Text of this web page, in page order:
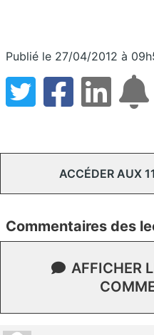
Publié le 27/04/2012 à
ACCÉDER AUX
Commentaires des
AFFICHER